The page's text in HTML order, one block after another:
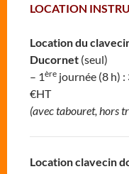
LOCATION
Location du
Ducornet (seul)
– 1ère journée (8
€HT
(avec tabouret, hors
Location clavecin